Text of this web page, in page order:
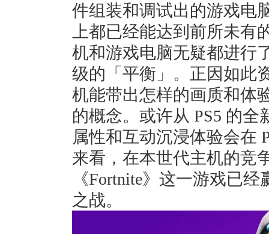
件组装和调试出的游戏电
上都已经能达到前所未
机和游戏电脑无疑都进行
级的「平衡」。正因如此
机能带出怎样的画质和体
的概念。或许从 PS5 的
属性和互动沉浸体验会在
来看，在本世代主机的竞
《Fortnite》这一游戏已
之战。